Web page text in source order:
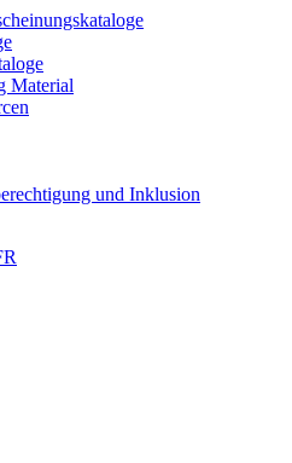
Material
und Inklusion